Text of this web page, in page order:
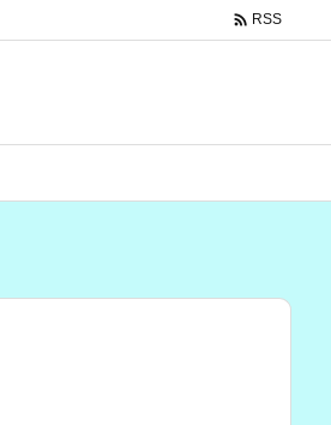
 RSS